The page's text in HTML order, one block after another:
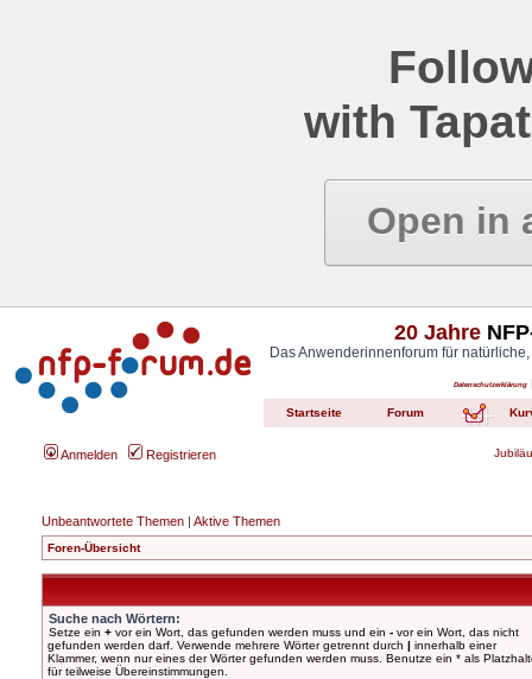
with
Open in
20 Jahre
Das Anwenderinnenforum für
Datenschutzerklärung
Startseite Forum
Anmelden Registrieren
Unbeantwortete Themen | Aktive Themen
Foren-Übersicht
Suche nach Wörtern:
Setze ein + vor ein Wort, das gefunden werden muss und ein - vor ein Wort, das nicht
gefunden werden darf. Verwende mehrere Wörter getrennt durch | innerhalb einer
Klammer, wenn nur eines der Wörter gefunden werden muss. Benutze ein * als
für teilweise Übereinstimmungen.